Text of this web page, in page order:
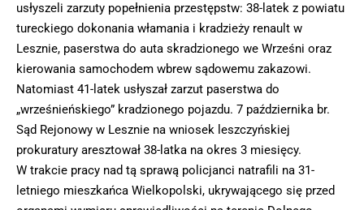
usłyszeli zarzuty popełnienia przestępstw: 38-latek z powiatu
tureckiego dokonania włamania i kradzieży renault w
Lesznie, paserstwa do auta skradzionego we Wrześni oraz
kierowania samochodem wbrew sądowemu zakazowi.
Natomiast 41-latek usłyszał zarzut paserstwa do
„wrześnieńskiego” kradzionego pojazdu. 7 października br.
Sąd Rejonowy w Lesznie na wniosek leszczyńskiej
prokuratury aresztował 38-latka na okres 3 miesięcy.
W trakcie pracy nad tą sprawą policjanci natrafili na 31-
letniego mieszkańca Wielkopolski, ukrywającego się przed